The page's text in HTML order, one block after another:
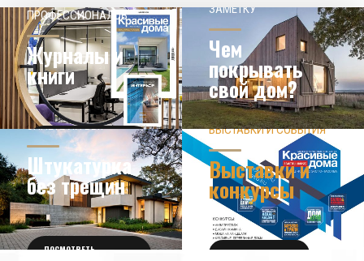
ПРОФЕССИОНАЛОВ
Журналы и
книги
НОВОСТИ ИЗ МИРА
ДИЗАЙНА
ЗАМЕТКУ
Чем
покрывать
свой дом?
УЗНАТЬ БОЛЬШЕ
ЗНАЕТЕ ЛИ ВЫ?
Штукатурка
без трещин
ПОСМОТРЕТЬ
ВЫСТАВКИ И СОБЫТИЯ
Выставки и
конкурсы
ПОЛУЧИТЬ БИЛЕТ